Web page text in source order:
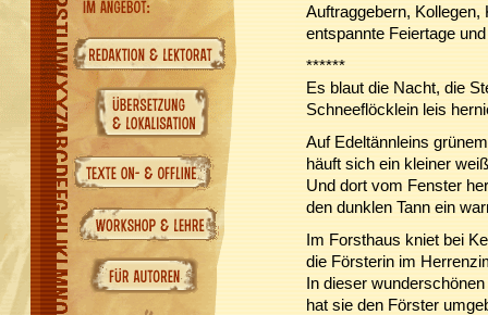
Auftraggebern,
entspannte Feiertage
******
Es blaut die Nacht, die
Schneeflöcklein leis
Auf Edeltännleins
häuft sich ein kleiner
Und dort vom Fenster
den dunklen Tann ein
Im Forsthaus kniet bei
die Försterin im
In dieser
hat sie den Förster